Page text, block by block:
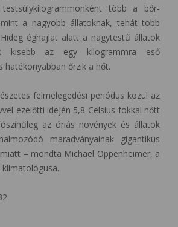
több a bőr-
a nagyobb állatoknak, tehát több
éghajlat alatt a nagytestű állatok
kisebb az egy kilogrammra eső
hatékonyabban őrzik a hőt.
felmelegedési periódus közül az
ezelőtti idején 5,8 Celsius-fokkal nőtt
az óriás növények és állatok
maradványainak gigantikus
– mondta Michael Oppenheimer, a